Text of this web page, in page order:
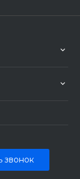
звонок